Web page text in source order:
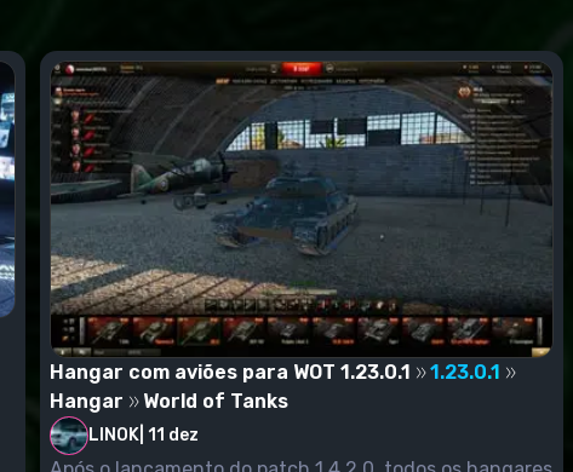
Hangar com aviões para WOT 1.23.0.1
1.23.0.1
Hangar
World of Tanks
LINOK 11 dez